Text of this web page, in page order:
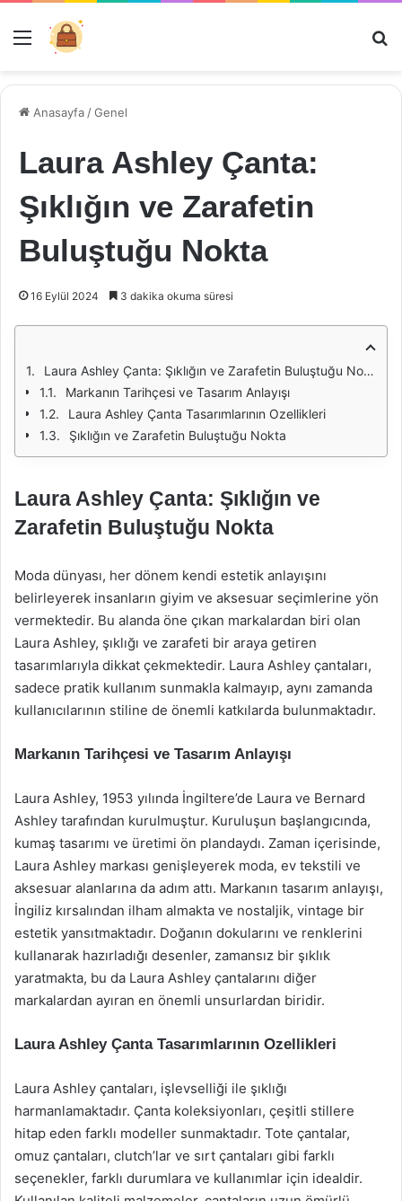
Menü
Anasayfa /Genel
Laura Ashley Çanta:
Şıklığın ve Zarafetin
Buluştuğu Nokta
16 Eylül 2024 3 dakika okuma süresi
Laura Ashley Çanta: Şıklığın ve Zarafetin Buluştuğu Nokta
Markanın Tarihçesi ve Tasarım Anlayışı
Laura Ashley Çanta Tasarımlarının Ozellikleri
Şıklığın ve Zarafetin Buluştuğu Nokta
Laura Ashley Çanta: Şıklığın ve
Zarafetin Buluştuğu Nokta
Moda dünyası, her dönem kendi estetik anlayışını
belirleyerek insanların giyim ve aksesuar seçimlerine yön
vermektedir. Bu alanda öne çıkan markalardan biri olan
Laura Ashley, şıklığı ve zarafeti bir araya getiren
tasarımlarıyla dikkat çekmektedir. Laura Ashley çantaları,
sadece pratik kullanım sunmakla kalmayıp, aynı zamanda
kullanıcılarının stiline de önemli katkılarda bulunmaktadır.
Markanın Tarihçesi ve Tasarım Anlayışı
Laura Ashley, 1953 yılında İngiltere’de Laura ve Bernard
Ashley tarafından kurulmuştur. Kuruluşun başlangıcında,
kumaş tasarımı ve üretimi ön plandaydı. Zaman içerisinde,
Laura Ashley markası genişleyerek moda, ev tekstili ve
aksesuar alanlarına da adım attı. Markanın tasarım anlayışı,
İngiliz kırsalından ilham almakta ve nostaljik, vintage bir
estetik yansıtmaktadır. Doğanın dokularını ve renklerini
kullanarak hazırladığı desenler, zamansız bir şıklık
yaratmakta, bu da Laura Ashley çantalarını diğer
markalardan ayıran en önemli unsurlardan biridir.
Laura Ashley Çanta Tasarımlarının Ozellikleri
Laura Ashley çantaları, işlevselliği ile şıklığı
harmanlamaktadır. Çanta koleksiyonları, çeşitli stillere
hitap eden farklı modeller sunmaktadır. Tote çantalar,
omuz çantaları, clutch’lar ve sırt çantaları gibi farklı
seçenekler, farklı durumlara ve kullanımlar için idealdir.